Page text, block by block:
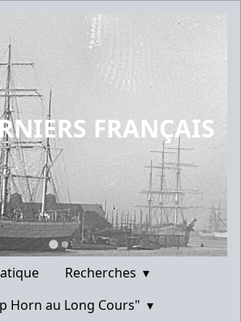
FRANÇAIS
Recherches ▾
Horn au Long Cours" ▾